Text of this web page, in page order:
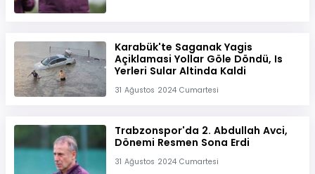
Karabük'te Saganak Yagis
Açiklamasi Yollar Göle Döndü, Is
Yerleri Sular Altinda Kaldi
31 Ağustos 2024 Cumartesi
Trabzonspor'da 2. Abdullah Avci,
Dönemi Resmen Sona Erdi
31 Ağustos 2024 Cumartesi